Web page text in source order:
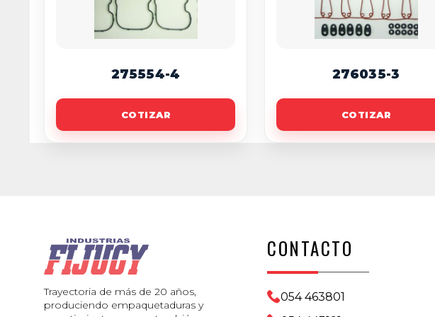
275554-4
COTIZAR
276035-3
COTIZAR
Trayectoria de más de 20 años,
produciendo empaquetaduras y
CONTACTO
054 463801